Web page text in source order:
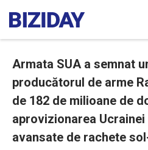
Armata SUA a semnat
producătorul de arme
de 182 de milioane de
aprovizionarea
avansate de rachete